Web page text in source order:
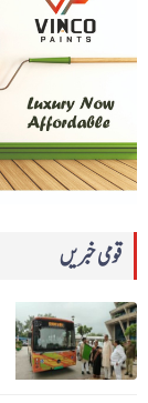
قومی خبریں